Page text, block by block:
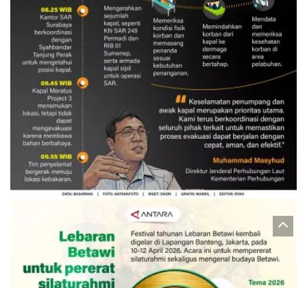
Evakuasi korban kebakaran KM
Mutiara Sentosa 2
3 Agustus 2026